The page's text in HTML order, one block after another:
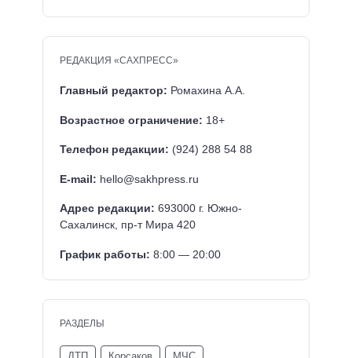
РЕДАКЦИЯ «САХПРЕСС»
Главный редактор: Ромахина А.А.
Возрастное ограничение: 18+
Телефон редакции: (924) 288 54 88
E-mail: hello@sakhpress.ru
Адрес редакции: 693000 г. Южно-
Сахалинск, пр-т Мира 420
График работы: 8:00 — 20:00
РАЗДЕЛЫ